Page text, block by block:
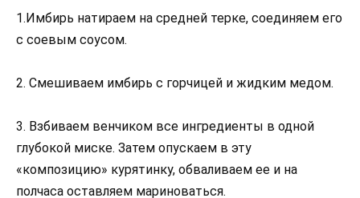
1.Имбирь натираем на средней терке, соединяем его
с соевым соусом.
2. Смешиваем имбирь с горчицей и жидким медом.
3. Взбиваем венчиком все ингредиенты в одной
глубокой миске. Затем опускаем в эту
«композицию» курятинку, обваливаем ее и на
полчаса оставляем мариноваться.